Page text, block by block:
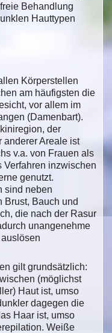
Behandlung
Hauttypen
Körperstellen
am häufigsten die
vor allem im
(Damenbart).
der
anderer Areale ist
v.a. von Frauen als
Verfahren inzwischen
genutzt.
sind neben
Brust, Bauch und
die nach der Rasur
unangenehme
gilt grundsätzlich:
(möglichst
Haut ist, umso
dagegen die
Haar ist, umso
Weiße